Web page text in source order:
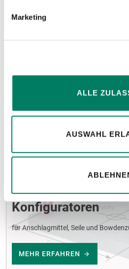
Marketing
ALLE
AUSWAHL
Weitere
Konfiguratoren
für Anschlagmittel, Seile und
MEHR ERFAHREN